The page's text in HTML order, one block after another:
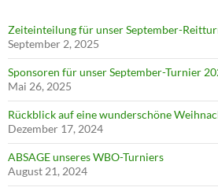
Zeiteinteilung für unser September-
September 2, 2025
Sponsoren für unser September-Turnier
Mai 26, 2025
Rückblick auf eine wunderschöne
Dezember 17, 2024
ABSAGE unseres WBO-Turniers
August 21, 2024